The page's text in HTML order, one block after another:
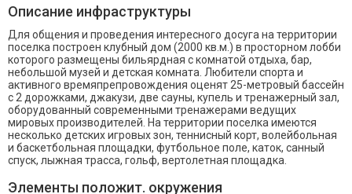
Описание инфраструктуры
Для общения и проведения интересного досуга на территории
поселка построен клубный дом (2000 кв.м.) в просторном лобби
которого размещены бильярдная с комнатой отдыха, бар,
небольшой музей и детская комната. Любители спорта и
активного времяпрепровождения оценят 25-метровый бассейн
с 2 дорожками, джакузи, две сауны, купель и тренажерный зал,
оборудованный современными тренажерами ведущих
мировых производителей. На территории поселка имеются
несколько детских игровых зон, теннисный корт, волейбольная
и баскетбольная площадки, футбольное поле, каток, санный
спуск, лыжная трасса, гольф, вертолетная площадка.
Элементы положит. окружения